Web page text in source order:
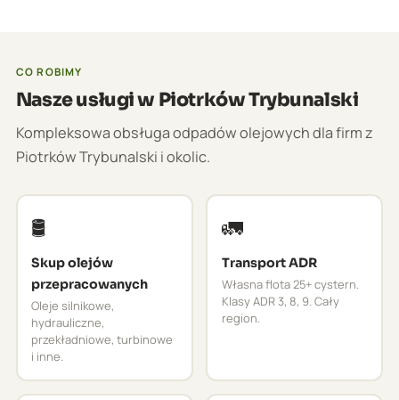
CO ROBIMY
Nasze usługi w Piotrków Trybunalski
Kompleksowa obsługa odpadów olejowych dla firm z
Piotrków Trybunalski i okolic.
🛢️
Skup olejów
przepracowanych
Oleje silnikowe,
hydrauliczne,
przekładniowe, turbinowe
i inne.
🚛
Transport ADR
Własna flota 25+ cystern.
Klasy ADR 3, 8, 9. Cały
region.